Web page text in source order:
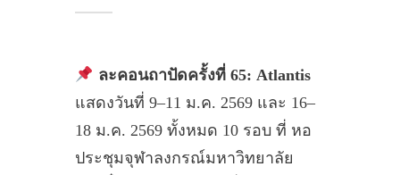
ละคอนถาปัดครั้งที่ 65: Atlantis
แสดงวันที่ 9–11 ม.ค. 2569 และ 16–
18 ม.ค. 2569 ทั้งหมด 10 รอบ ที่ หอ
ประชุมจุฬาลงกรณ์มหาวิทยาลัย